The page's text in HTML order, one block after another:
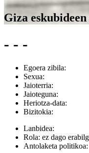
Giza
- - -
Egoera zibila:
Sexua:
Jaioterria:
Jaioteguna:
Heriotza-data:
Bizitokia:
Lanbidea:
Rola: ez dago
Antolaketa politikoa: